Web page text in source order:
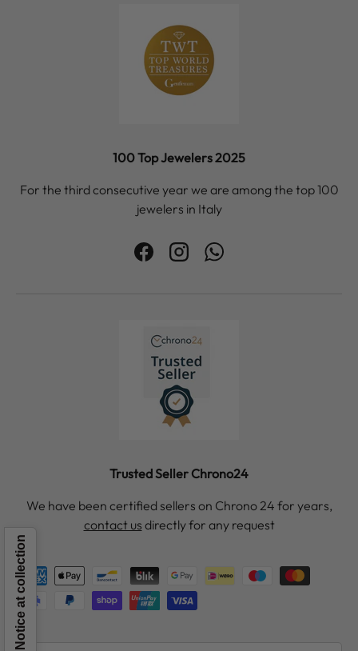
100 Top Jewelers 2025
For the third consecutive year we are among the top 100
jewelers in Italy
FacebookInstagramWhatsApp
Trusted Seller Chrono24
We have been certified sellers on Chrono 24 for years,
contact us directly for any request
Payment methods accepted
Notice at collection